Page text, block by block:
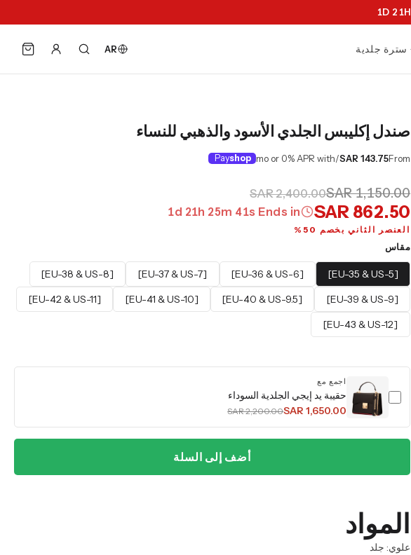
1D 21H
سترة جلدية AR
صندل إكليبس الجلدي الأسود والذهبي للنساء
From
SAR 143.75
/mo or 0% APR with
shop
Pay
SAR 1,150.00
SAR 2,400.00
SAR 862.50
Ends in
1d 21h 25m 40s
العنصر الثاني بخصم 50%
مقاس
[EU-35 & US-5]
[EU-36 & US-6]
[EU-37 & US-7]
[EU-38 & US-8]
[EU-39 & US-9]
[EU-40 & US-9.5]
[EU-41 & US-10]
[EU-42 & US-11]
[EU-43 & US-12]
اجمع مع
حقيبة يد إيجي الجلدية السوداء
SAR 1,650.00
SAR 2,200.00
أضف إلى السلة
المواد
علوي: جلد